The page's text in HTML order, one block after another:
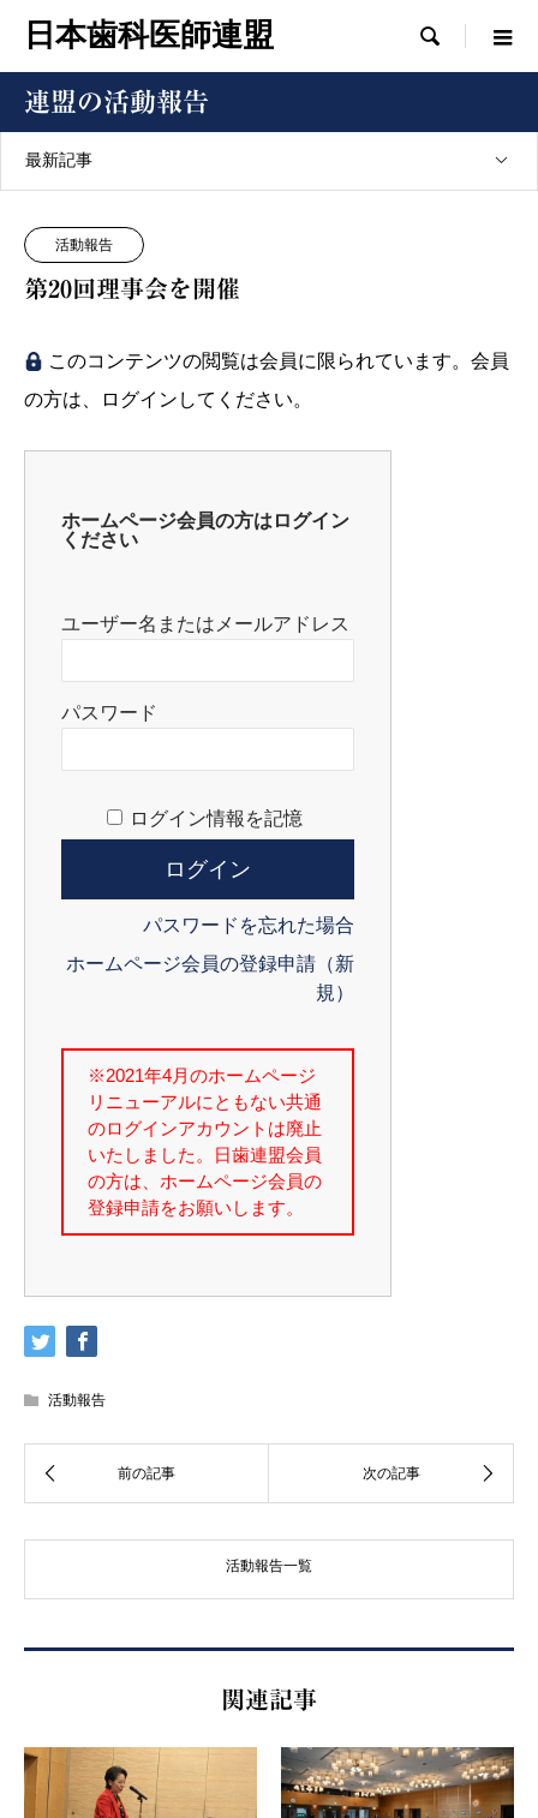
日本歯科医師連盟 
連盟の活動報告
最新記事
活動報告
第20回理事会を開催
このコンテンツの閲覧は会員に限られています。会員
の方は、ログインしてください。
ホームページ会員の方はログイン
ください
ユーザー名またはメールアドレス
パスワード
ログイン情報を記憶
パスワードを忘れた場合
ホームページ会員の登録申請（新
規）
活動報告
活動報告一覧
関連記事